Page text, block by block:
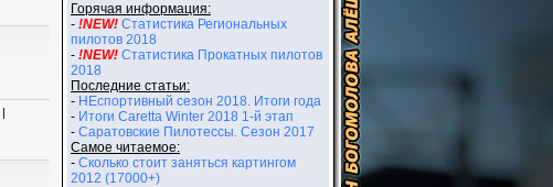
|
Горячая информация:
- !NEW! Статистика Региональных
пилотов 2018
- !NEW! Статистика Прокатных пилотов
2018
Последние статьи:
- НЕспортивный сезон 2018. Итоги года
- Итоги Caretta Winter 2018 1-й этап
- Саратовские Пилотессы. Сезон 2017
Самое читаемое:
- Сколько стоит заняться картингом
2012 (17000+)